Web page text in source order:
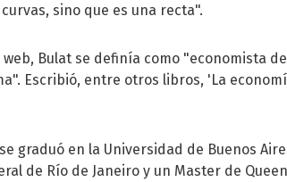
sino que es una recta".
web, Bulat se definía como "economista
Escribió, entre otros libros, 'La
graduó en la Universidad de Buenos
de Río de Janeiro y un Master de